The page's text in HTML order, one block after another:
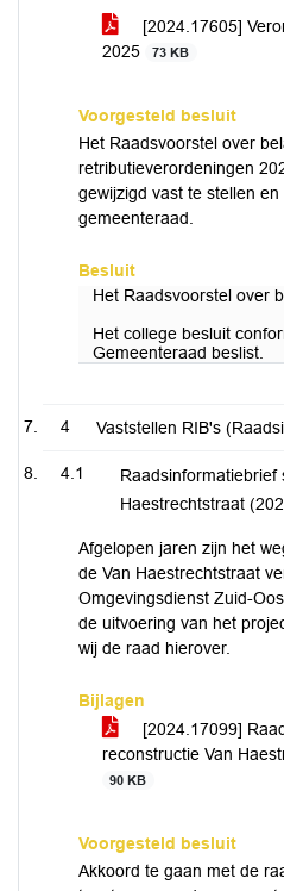
[2024.17605]
2025
73 KB
Voorgesteld besluit
Het Raadsvoorstel over
retributieverordeningen
gewijzigd vast te stellen
gemeenteraad.
Besluit
Het Raadsvoorstel over
Het college besluit
Gemeenteraad beslist.
4 Vaststellen RIB's
4.1
Raadsinformatiebrief
Haestrechtstraat
Afgelopen jaren zijn het
de Van Haestrechtstraat
Omgevingsdienst Zuid-
de uitvoering van het
wij de raad hierover.
Bijlagen
[2024.17099]
reconstructie Van
90 KB
Voorgesteld besluit
Akkoord te gaan met de